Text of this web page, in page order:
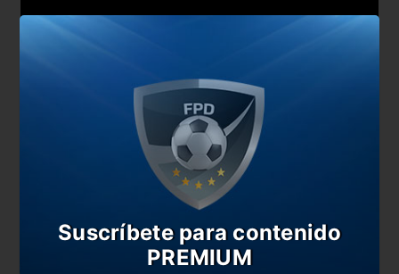
También te puede interesar
Suscríbete para contenido
PREMIUM